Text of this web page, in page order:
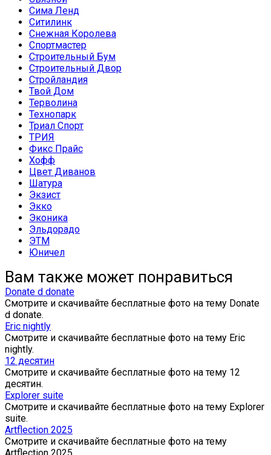
Сима Ленд
Ситилинк
Снежная Королева
Спортмастер
Строительный Бум
Строительный Двор
Стройландия
Твой Дом
Терволина
Технопарк
Триал Спорт
ТРИЯ
Фикс Прайс
Хофф
Цвет Диванов
Шатура
Экзист
Экко
Эконика
Эльдорадо
ЭТМ
Юничел
Вам также может понравиться
Donate d donate
Смотрите и скачивайте бесплатные фото на тему Donate
d donate.
Eric nightly
Смотрите и скачивайте бесплатные фото на тему Eric
nightly.
12 десятин
Смотрите и скачивайте бесплатные фото на тему 12
десятин.
Explorer suite
Смотрите и скачивайте бесплатные фото на тему Explorer
suite.
Artflection 2025
Смотрите и скачивайте бесплатные фото на тему